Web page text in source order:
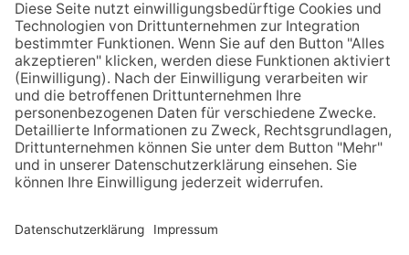
Öffnungszeiten
Apotheken Notdienst:
Bereitschaftsdienste